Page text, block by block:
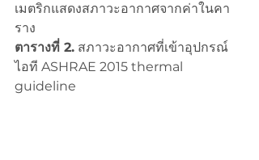
เมตริกแสดงสภาวะอากาศจากค่าในคา
ราง
ตารางที่ 2. สภาวะอากาศที่เข้าอุปกรณ์
ไอที ASHRAE 2015 thermal
guideline